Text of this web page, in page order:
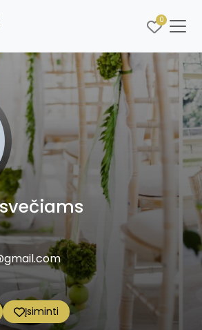
0
Įsiminti